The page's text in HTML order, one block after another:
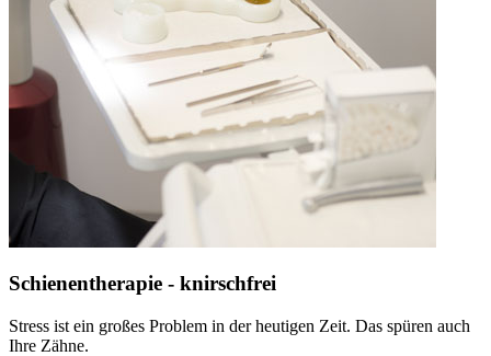
Schienentherapie - knirschfrei
Stress ist ein großes Problem in der heutigen Zeit. Das spüren auch
Ihre Zähne.